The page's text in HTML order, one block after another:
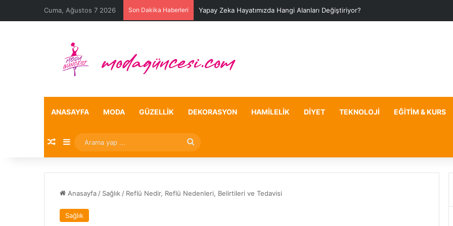
Cuma, Ağustos 7 2026 Son Dakika Haberleri Yapay Zeka Hayatımızda Hangi Alanları Değiştiriyor?
ANASAYFA MODA GÜZELLIK DEKORASYON HAMILELIK DIYET TEKNOLOJI EĞITIM & KURS
Rastgele Makale
Kenar Bölmesi
Arama
yap
Anasayfa / Sağlık / Reflü Nedir, Reflü Nedenleri, Belirtileri ve Tedavisi
Sağlık